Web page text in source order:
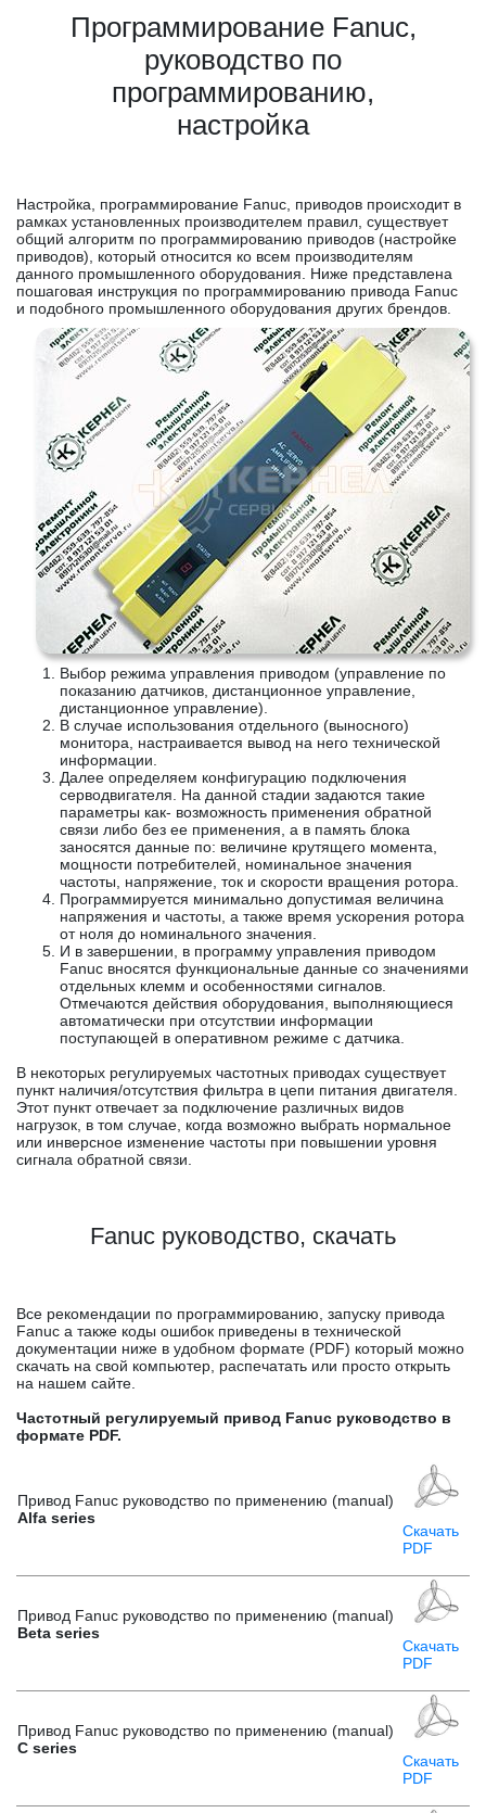
Программирование Fanuc,
руководство по
программированию,
настройка
Настройка, программирование Fanuc, приводов происходит в
рамках установленных производителем правил, существует
общий алгоритм по программированию приводов (настройке
приводов), который относится ко всем производителям
данного промышленного оборудования. Ниже представлена
пошаговая инструкция по программированию привода Fanuc
и подобного промышленного оборудования других брендов.
Выбор режима управления приводом (управление по
показанию датчиков, дистанционное управление,
дистанционное управление).
В случае использования отдельного (выносного)
монитора, настраивается вывод на него технической
информации.
Далее определяем конфигурацию подключения
серводвигателя. На данной стадии задаются такие
параметры как- возможность применения обратной
связи либо без ее применения, а в память блока
заносятся данные по: величине крутящего момента,
мощности потребителей, номинальное значения
частоты, напряжение, ток и скорости вращения ротора.
Программируется минимально допустимая величина
напряжения и частоты, а также время ускорения ротора
от ноля до номинального значения.
И в завершении, в программу управления приводом
Fanuc вносятся функциональные данные со значениями
отдельных клемм и особенностями сигналов.
Отмечаются действия оборудования, выполняющиеся
автоматически при отсутствии информации
поступающей в оперативном режиме с датчика.
В некоторых регулируемых частотных приводах существует
пункт наличия/отсутствия фильтра в цепи питания двигателя.
Этот пункт отвечает за подключение различных видов
нагрузок, в том случае, когда возможно выбрать нормальное
или инверсное изменение частоты при повышении уровня
сигнала обратной связи.
Fanuc руководство, скачать
Все рекомендации по программированию, запуску привода
Fanuc а также коды ошибок приведены в технической
документации ниже в удобном формате (PDF) который можно
скачать на свой компьютер, распечатать или просто открыть
на нашем сайте.
Частотный регулируемый привод Fanuc руководство в
формате PDF.
Привод Fanuc руководство по применению (manual)
Alfa series
Скачать
PDF
Привод Fanuc руководство по применению (manual)
Beta series
Скачать
PDF
Привод Fanuc руководство по применению (manual)
C series
Скачать
PDF